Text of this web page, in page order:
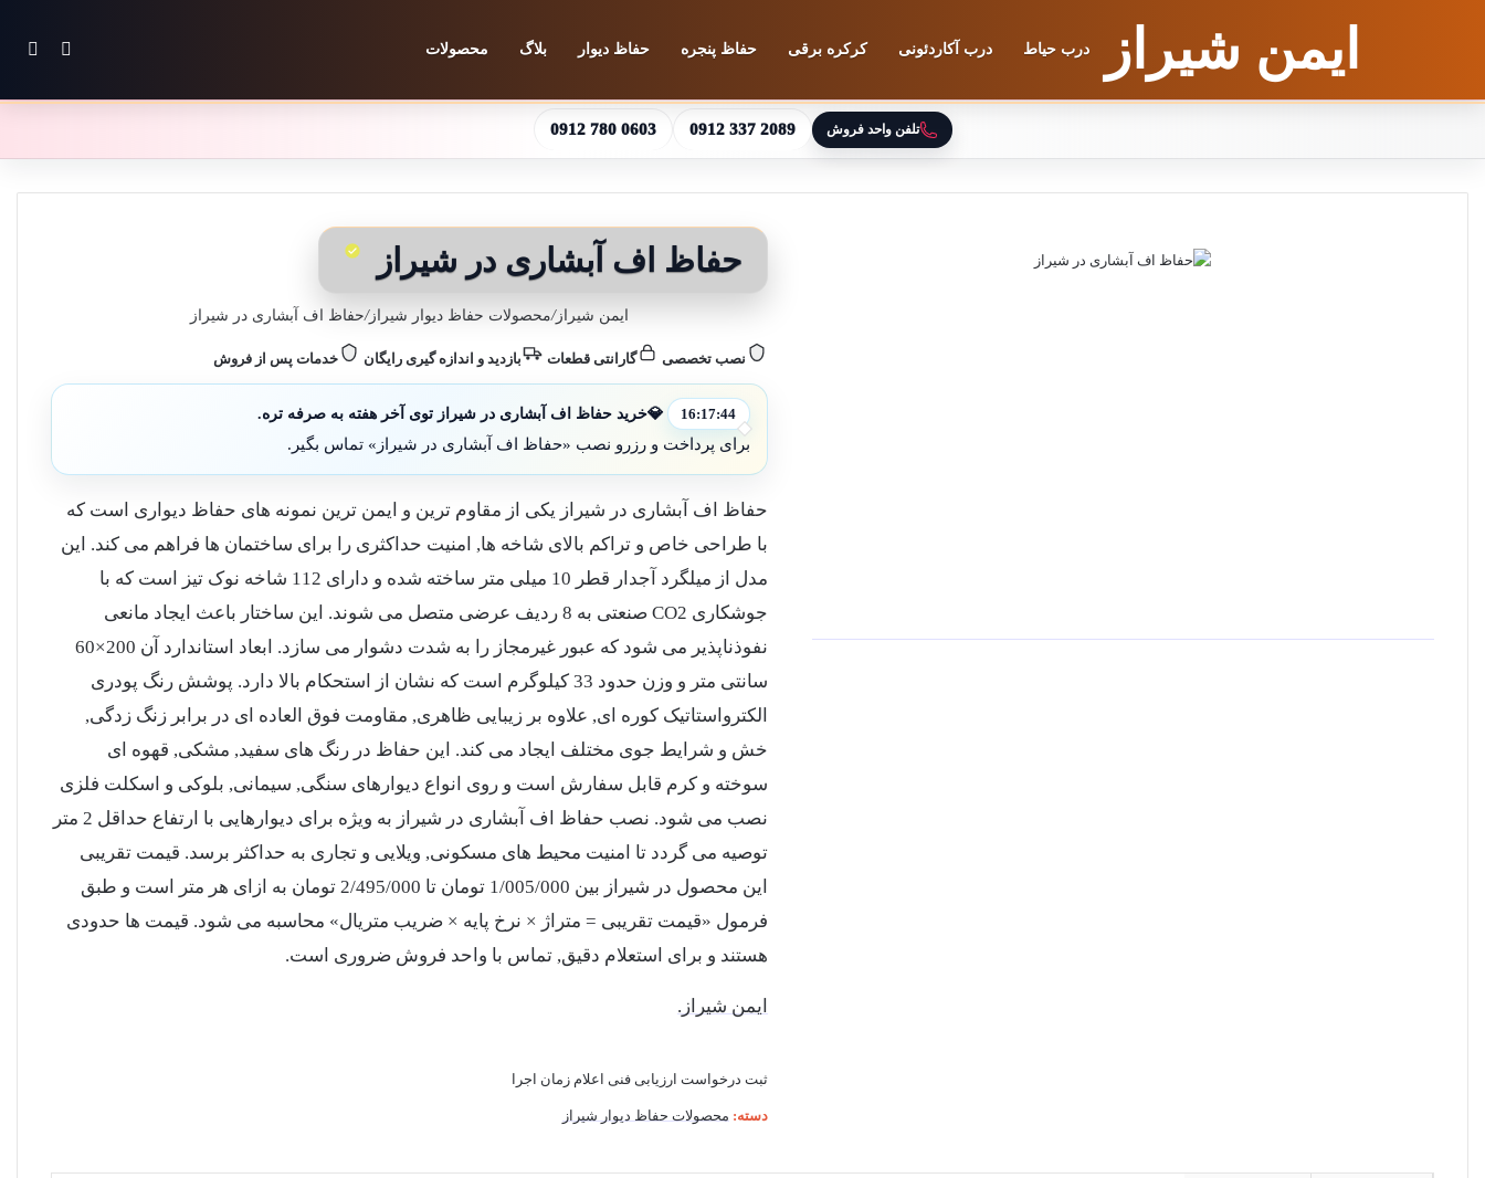
ایمن شیراز درب حیاط درب آکاردئونی کرکره برقی حفاظ پنجره حفاظ دیوار بلاگ محصولات تغییر
تلفن واحد فروش 0912 780 0603 0912 337 2089
حفاظ اف آبشاری در شیراز
ایمن شیراز/محصولات حفاظ دیوار شیراز/حفاظ اف آبشاری در شیراز
نصب تخصصی گارانتی قطعات بازدید و اندازه گیری رایگان خدمات پس از فروش
16:17:42
💎خرید حفاظ اف آبشاری در شیراز توی آخر هفته به صرفه تره.
برای پرداخت و رزرو نصب «حفاظ اف آبشاری در شیراز» تماس بگیر.
حفاظ اف آبشاری در شیراز یکی از مقاوم ترین و ایمن ترین نمونه های حفاظ دیواری است که
با طراحی خاص و تراکم بالای شاخه ها, امنیت حداکثری را برای ساختمان ها فراهم می کند. این
مدل از میلگرد آجدار قطر 10 میلی متر ساخته شده و دارای 112 شاخه نوک تیز است که با
جوشکاری CO2 صنعتی به 8 ردیف عرضی متصل می شوند. این ساختار باعث ایجاد مانعی
نفوذناپذیر می شود که عبور غیرمجاز را به شدت دشوار می سازد. ابعاد استاندارد آن 200×60
سانتی متر و وزن حدود 33 کیلوگرم است که نشان از استحکام بالا دارد. پوشش رنگ پودری
الکترواستاتیک کوره ای, علاوه بر زیبایی ظاهری, مقاومت فوق العاده ای در برابر زنگ زدگی,
خش و شرایط جوی مختلف ایجاد می کند. این حفاظ در رنگ های سفید, مشکی, قهوه ای
سوخته و کرم قابل سفارش است و روی انواع دیوارهای سنگی, سیمانی, بلوکی و اسکلت فلزی
نصب می شود. نصب حفاظ اف آبشاری در شیراز به ویژه برای دیوارهایی با ارتفاع حداقل 2 متر
توصیه می گردد تا امنیت محیط های مسکونی, ویلایی و تجاری به حداکثر برسد. قیمت تقریبی
این محصول در شیراز بین 1/005/000 تومان تا 2/495/000 تومان به ازای هر متر است و طبق
فرمول «قیمت تقریبی = متراژ × نرخ پایه × ضریب متریال» محاسبه می شود. قیمت ها حدودی
هستند و برای استعلام دقیق, تماس با واحد فروش ضروری است.
ایمن شیراز.
ثبت درخواست ارزیابی فنی اعلام زمان اجرا
دسته: محصولات حفاظ دیوار شیراز